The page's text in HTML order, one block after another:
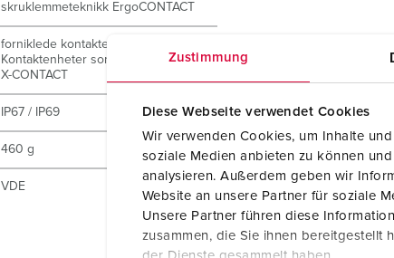
Zustimmung
Diese Webseite verwendet Cookies
Wir verwenden Cookies, um Inhalte
soziale Medien anbieten zu können
analysieren. Außerdem geben wir
Website an unsere Partner für soziale
Unsere Partner führen diese
zusammen, die Sie ihnen bereitgestellt
skruklemmeteknikk ErgoCONTACT
forniklede kontakter
Kontaktenheter som tåler høy varme
X-CONTACT
IP67 / IP69
460 g
VDE